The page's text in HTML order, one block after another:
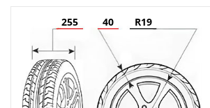
255 40 R19